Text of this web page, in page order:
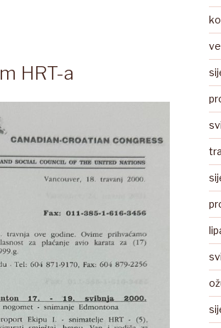
HRT-a